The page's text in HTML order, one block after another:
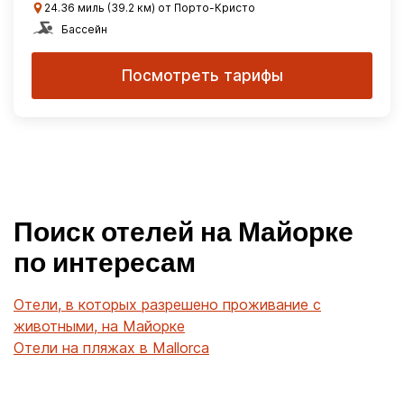
24.36 миль (39.2 км) от Порто-Кристо
Бассейн
Посмотреть тарифы
Поиск отелей на Майорке
по интересам
Отели, в которых разрешено проживание с
животными, на Майорке
Отели на пляжах в Mallorca